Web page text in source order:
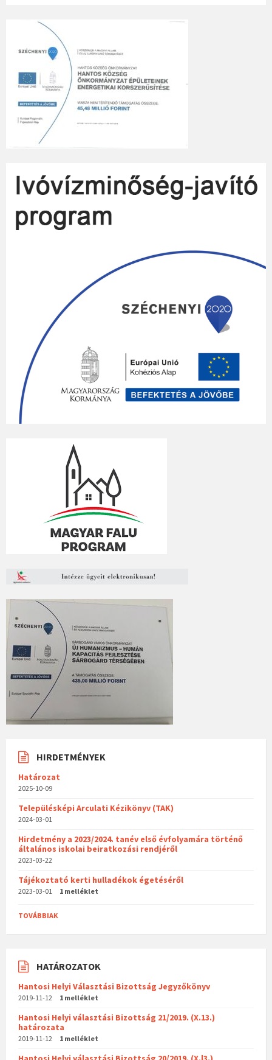
HIRDETMÉNYEK
Határozat
2025-10-09
Településképi Arculati Kézikönyv (TAK)
2024-03-01
Hirdetmény a 2023/2024. tanév első évfolyamára történő
általános iskolai beiratkozási rendjéről
2023-03-22
Tájékoztató kerti hulladékok égetéséről
2023-03-01 1 melléklet
TOVÁBBIAK
HATÁROZATOK
Hantosi Helyi Választási Bizottság Jegyzőkönyv
2019-11-12 1 melléklet
Hantosi Helyi választási Bizottság 21/2019. (X.13.)
határozata
2019-11-12 1 melléklet